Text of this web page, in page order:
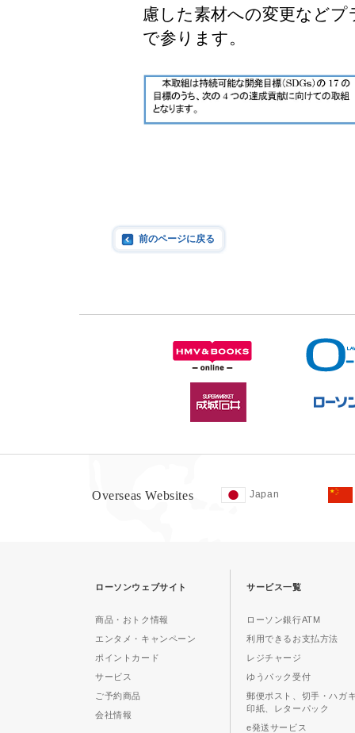
慮した素材への変更など
で参ります。
前のページに戻る
Overseas Websites Japan
ローソンウェブサイト
商品・おトク情報
エンタメ・キャンペーン
ポイントカード
サービス
ご予約商品
会社情報
サービス一覧
ローソン銀行ATM
利用できるお支払方法
レジチャージ
ゆうパック受付
郵便ポスト、切手・ハガ
印紙、レターパック
e発送サービス